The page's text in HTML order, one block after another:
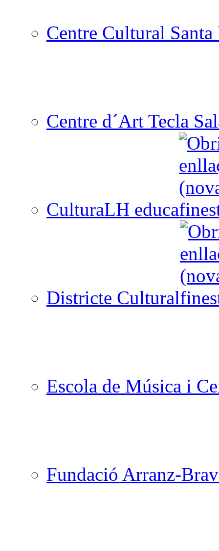
Centre Cultural
Centre d´Art Tecla
CulturaLH educa
Districte Cultural
Escola de Música i
Fundació Arranz-